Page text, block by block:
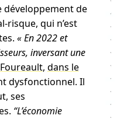
développement de
qui n’est
« En 2022 et
inversant une
, dans le
dysfonctionnel. Il
ses
“L’économie